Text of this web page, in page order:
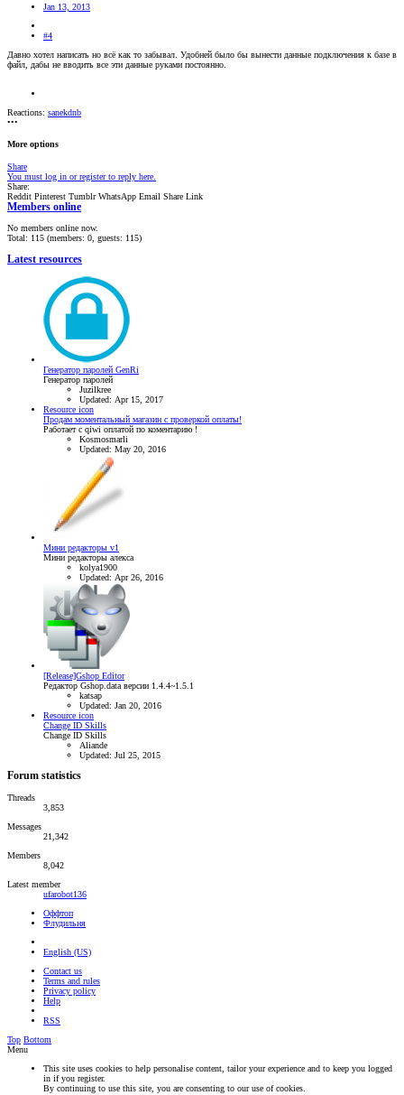
Jan 13, 2013
#4
Давно хотел написать но всё как то забывал. Удобней было бы вынести данные подключения к базе в
файл, дабы не вводить все эти данные руками постоянно.
Reactions: sanekdnb
•••
More options
Share
You must log in or register to reply here.
Share:
Reddit Pinterest Tumblr WhatsApp Email Share Link
Members online
No members online now.
Total: 115 (members: 0, guests: 115)
Latest resources
Генератор паролей GenRi
Генератор паролей
Juzilkree
Updated: Apr 15, 2017
Resource icon
Продам моментальный магазин с проверкой оплаты!
Работает с qiwi оплатой по коментарию !
Kosmosmarli
Updated: May 20, 2016
Мини редакторы v1
Мини редакторы алекса
kolya1900
Updated: Apr 26, 2016
[Release]Gshop Editor
Редактор Gshop.data версии 1.4.4~1.5.1
katsap
Updated: Jan 20, 2016
Resource icon
Change ID Skills
Change ID Skills
Aliande
Updated: Jul 25, 2015
Forum statistics
Threads
3,853
Messages
21,342
Members
8,042
Latest member
ufarobot136
Оффтоп
Флудильня
English (US)
Contact us
Terms and rules
Privacy policy
Help
RSS
Top Bottom
Menu
This site uses cookies to help personalise content, tailor your experience and to keep you logged
in if you register.
By continuing to use this site, you are consenting to our use of cookies.